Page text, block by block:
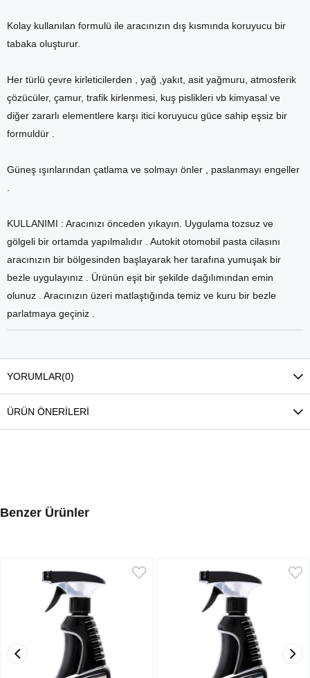
Kolay kullanılan formulü ile aracınızın dış kısmında koruyucu bir
tabaka oluşturur.
Her türlü çevre kirleticilerden , yağ ,yakıt, asit yağmuru, atmosferik
çözücüler, çamur, trafik kirlenmesi, kuş pislikleri vb kimyasal ve
diğer zararlı elementlere karşı itici koruyucu güce sahip eşsiz bir
formuldür .
Güneş ışınlarından çatlama ve solmayı önler , paslanmayı engeller
.
KULLANIMI : Aracınızı önceden yıkayın. Uygulama tozsuz ve
gölgeli bir ortamda yapılmalıdır . Autokit otomobil pasta cilasını
aracınızın bir bölgesinden başlayarak her tarafına yumuşak bir
bezle uygulayınız . Ürünün eşit bir şekilde dağılımından emin
olunuz . Aracınızın üzeri matlaştığında temiz ve kuru bir bezle
parlatmaya geçiniz .
YORUMLAR(0)
ÜRÜN ÖNERILERI
Benzer Ürünler